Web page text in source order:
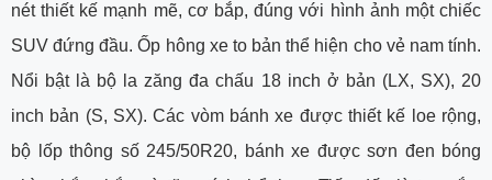
nét thiết kế mạnh mẽ, cơ bắp, đúng với hình ảnh một chiếc
SUV đứng đầu. Ốp hông xe to bản thể hiện cho vẻ nam tính.
Nổi bật là bộ la zăng đa chấu 18 inch ở bản (LX, SX), 20
inch bản (S, SX). Các vòm bánh xe được thiết kế loe rộng,
bộ lốp thông số 245/50R20, bánh xe được sơn đen bóng